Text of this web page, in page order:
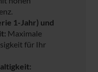
1-Jahr) und
Maximale
für Ihr